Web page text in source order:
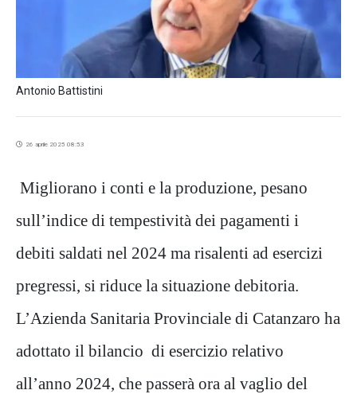
Antonio Battistini
26 aprile 2025 08:53
Migliorano i conti e la produzione, pesano
sull’indice di tempestività dei pagamenti i
debiti saldati nel 2024 ma risalenti ad esercizi
pregressi, si riduce la situazione debitoria.
L’Azienda Sanitaria Provinciale di Catanzaro ha
adottato il bilancio di esercizio relativo
all’anno 2024, che passerà ora al vaglio del